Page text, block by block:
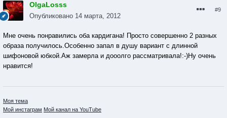
OlgaLosss
Опубликовано 14 марта, 2012
#9
Мне очень понравились оба кардигана! Просто совершенно 2 разных
образа получилось.Особенно запал в душу вариант с длинной
шифоновой юбкой.Аж замерла и дооолго рассматривала!:-)Ну очень
нравится!
Моя тема
Мой инстаграм Мой канал на YouTube